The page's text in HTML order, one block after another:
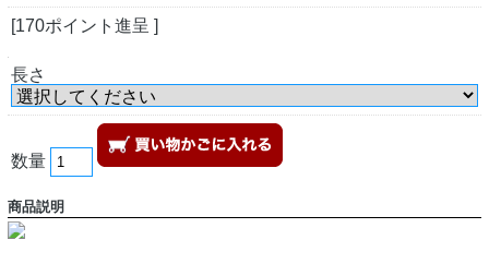
[170ポイント進呈 ]
長さ
数量
商品説明